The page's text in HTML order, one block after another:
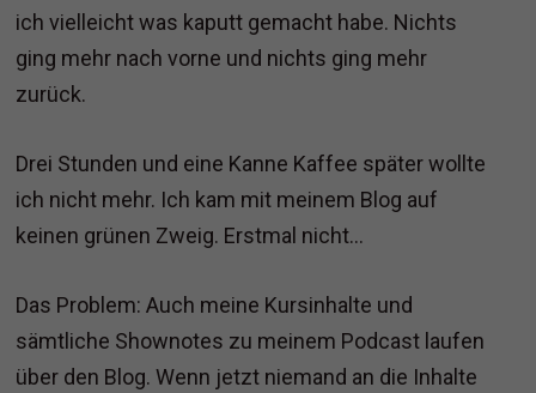
ich vielleicht was kaputt gemacht habe. Nichts
ging mehr nach vorne und nichts ging mehr
zurück.
Drei Stunden und eine Kanne Kaffee später wollte
ich nicht mehr. Ich kam mit meinem Blog auf
keinen grünen Zweig. Erstmal nicht…
Das Problem: Auch meine Kursinhalte und
sämtliche Shownotes zu meinem Podcast laufen
über den Blog. Wenn jetzt niemand an die Inhalte